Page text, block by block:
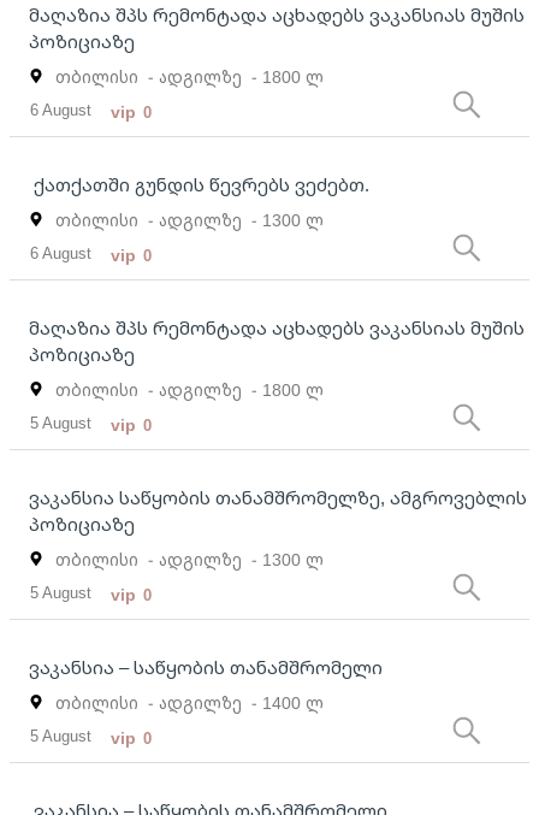
მაღაზია შპს რემონტადა აცხადებს ვაკანსიას მუშის
პოზიციაზე
თბილისი - ადგილზე - 1800 ლ
6 August vip 0
ქათქათში გუნდის წევრებს ვეძებთ.
თბილისი - ადგილზე - 1300 ლ
6 August vip 0
მაღაზია შპს რემონტადა აცხადებს ვაკანსიას მუშის
პოზიციაზე
თბილისი - ადგილზე - 1800 ლ
5 August vip 0
ვაკანსია საწყობის თანამშრომელზე, ამგროვებლის
პოზიციაზე
თბილისი - ადგილზე - 1300 ლ
5 August vip 0
ვაკანსია – საწყობის თანამშრომელი
თბილისი - ადგილზე - 1400 ლ
5 August vip 0
ვაკანსია – საწყობის თანამშრომელი